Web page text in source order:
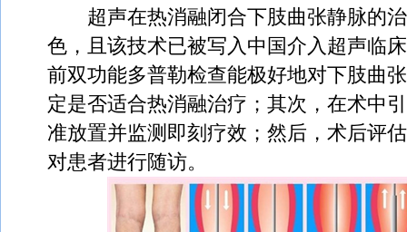
超声在热消融闭合下肢曲张静脉的治
色，且该技术已被写入中国介入超声临
前双功能多普勒检查能极好地对下肢曲
定是否适合热消融治疗；其次，在术中
准放置并监测即刻疗效；然后，术后评
对患者进行随访。